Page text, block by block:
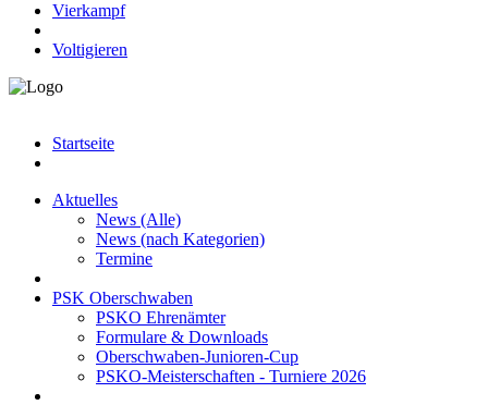
Vierkampf
Voltigieren
Startseite
Aktuelles
News (Alle)
News (nach Kategorien)
Termine
PSK Oberschwaben
PSKO Ehrenämter
Formulare & Downloads
Oberschwaben-Junioren-Cup
PSKO-Meisterschaften - Turniere 2026